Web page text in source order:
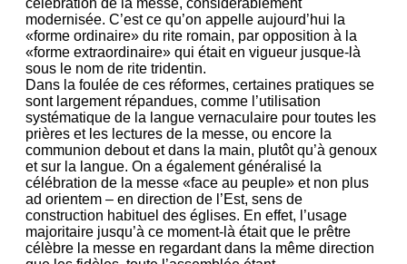
célébration de la messe, considérablement
modernisée. C’est ce qu’on appelle aujourd’hui la
«forme ordinaire» du rite romain, par opposition à la
«forme extraordinaire» qui était en vigueur jusque-là
sous le nom de rite tridentin.
Dans la foulée de ces réformes, certaines pratiques se
sont largement répandues, comme l’utilisation
systématique de la langue vernaculaire pour toutes les
prières et les lectures de la messe, ou encore la
communion debout et dans la main, plutôt qu’à genoux
et sur la langue. On a également généralisé la
célébration de la messe «face au peuple» et non plus
ad orientem – en direction de l’Est, sens de
construction habituel des églises. En effet, l’usage
majoritaire jusqu’à ce moment-là était que le prêtre
célèbre la messe en regardant dans la même direction